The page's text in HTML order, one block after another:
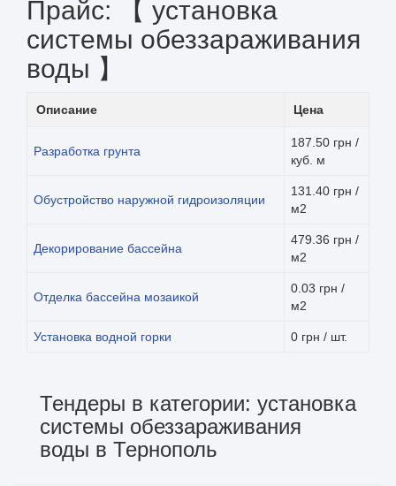
Прайс: 【 установка
системы обеззараживания
воды 】
Описание Цена
Разработка грунта
187.50 грн /
куб. м
Обустройство наружной гидроизоляции
131.40 грн /
м2
Декорирование бассейна
479.36 грн /
м2
Отделка бассейна мозаикой
0.03 грн /
м2
Установка водной горки 0 грн / шт.
Тендеры в категории: установка
системы обеззараживания
воды в Тернополь